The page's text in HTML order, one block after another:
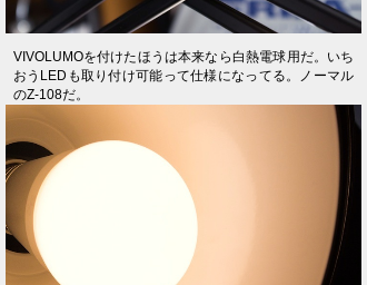
VIVOLUMOを付けたほうは本来なら白熱電球用だ。いち
おうLEDも取り付け可能って仕様になってる。ノーマル
のZ-108だ。